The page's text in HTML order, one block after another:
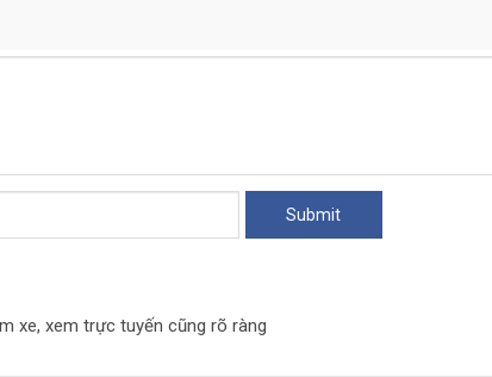
xe, xem trực tuyến cũng rõ ràng